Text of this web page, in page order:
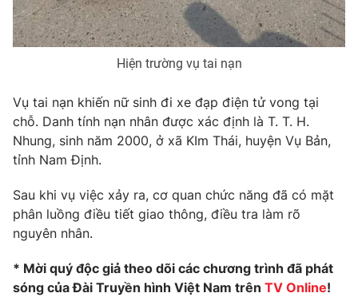
VTV Sức khoẻ Bất động sản
Thị trường 24h Tấm lòng Việt
VTV4 Vươn mình bằng AI
Liên hệ tòa soạn
Hiện trường vụ tai nạn
Vụ tai nạn khiến nữ sinh đi xe đạp điện tử vong tại
chỗ. Danh tính nạn nhân được xác định là T. T. H.
Nhung, sinh năm 2000, ở xã KIm Thái, huyện Vụ Bản,
tỉnh Nam Định.
Sau khi vụ việc xảy ra, cơ quan chức năng đã có mặt
phân luồng điều tiết giao thông, điều tra làm rõ
nguyên nhân.
* Mời quý độc giả theo dõi các chương trình đã phát
sóng của Đài Truyền hình Việt Nam trên TV Online!